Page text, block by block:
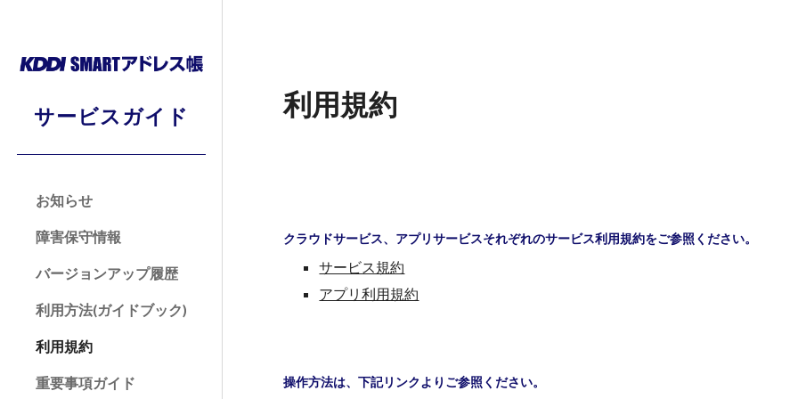
サービスガイド
お知らせ
障害保守情報
バージョンアップ履歴
利用方法(ガイドブック)
利用規約
重要事項ガイド
利用規約
クラウドサービス、アプリサービスそれぞれのサービス利用規約をご参照ください。
サービス規約
アプリ利用規約
操作方法は、下記リンクより ご参照ください。